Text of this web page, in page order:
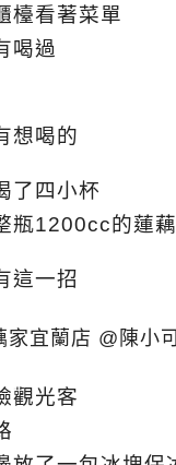
檯看著菜單
喝過
想喝的
了四小杯
瓶1200cc的蓮
這一招
觀光客